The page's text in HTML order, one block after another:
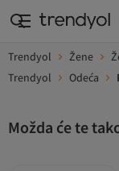
Trendyol Žene
Trendyol
Odeća
Možda će te